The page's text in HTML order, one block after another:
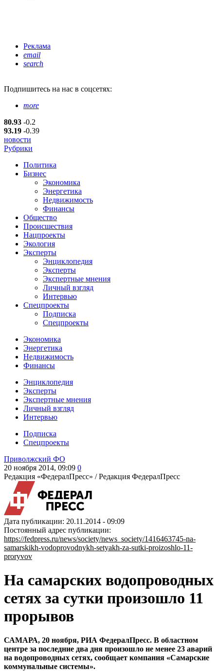
Реклама
email
search
Подпишитесь на нас в соцсетях:
more
80.93 -0.2
93.19 -0.39
новости
Рубрики
Политика
Бизнес
Экономика
Энергетика
Недвижимость
Финансы
Общество
Происшествия
Нацпроекты
Экология
Эксперты
Энциклопедия
Эксперты
Экспертные мнения
Личный взгляд
Интервью
Спецпроекты
Подписка
Спецпроекты
Экономика
Энергетика
Недвижимость
Финансы
Энциклопедия
Эксперты
Экспертные мнения
Личный взгляд
Интервью
Подписка
Спецпроекты
Приволжский ФО
20 ноября 2014, 09:09 0
Редакция «ФедералПресс» /Редакция ФедералПресс
Дата публикации: 20.11.2014 - 09:09
Постоянный адрес публикации:
https://fedpress.ru/news/society/news_society/1416463745-na-
samarskikh-vodoprovodnykh-setyakh-za-sutki-proizoshlo-11-
proryvov
На самарских водопроводных
сетях за сутки произошло 11
прорывов
САМАРА, 20 ноября, РИА ФедералПресс. В областном
центре за последние два дня произошло не менее 23 аварий
на водопроводных сетях, сообщает компания «Самарские
коммунальные системы».